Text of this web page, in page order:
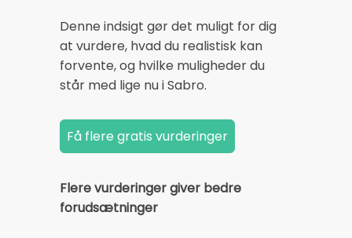
Denne indsigt gør det muligt for dig
at vurdere, hvad du realistisk kan
forvente, og hvilke muligheder du
står med lige nu i Sabro.
Flere vurderinger giver bedre
forudsætninger